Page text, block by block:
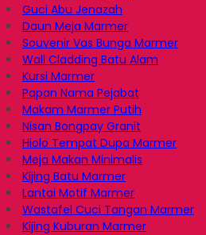
Guci Abu Jenazah
Daun Meja Marmer
Souvenir Vas Bunga Marmer
Wall Cladding Batu Alam
Kursi Marmer
Papan Nama Pejabat
Makam Marmer Putih
Nisan Bongpay Granit
Hiolo Tempat Dupa Marmer
Meja Makan Minimalis
Kijing Batu Marmer
Lantai Motif Marmer
Wastafel Cuci Tangan Marmer
Kijing Kuburan Marmer